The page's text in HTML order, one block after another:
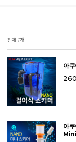
전체 7개
아
아